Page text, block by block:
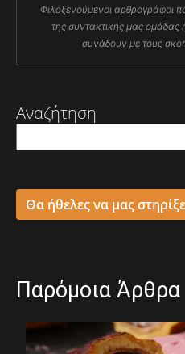
Φιλοξενούμενοι αρθρογράφοι
της συντακτικής μας
συνάδουν με τους
Αναζήτηση
Θα ήθελες να μας
Παρόμοια Άρθρα